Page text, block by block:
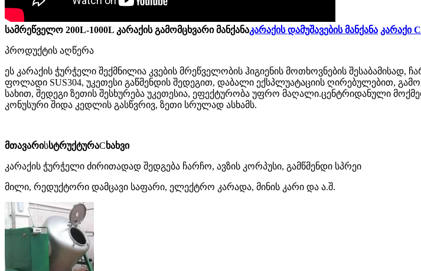
სამრეწველო 200L-1000L კარაქის გამომცხვარი მანქანაკარაქის დამუშავების მანქანა კარაქი
პროდუქტის აღწერა
ეს კარაქის ჭურჭელი შექმნილია კვების მრეწველობის ჰიგიენის მოთხოვნების შესაბამისად,
ფოლადი SUS304, უკეთესი გაწმენდის შედეგით, დაბალი ექსპლუატაციის ღირებულებით,
სახით, შედეგი ზეთის შესხურება უკეთესია, ეფექტურობა უფრო მაღალი.ცენტრიდანული
კონუსური შიდა კედლის გასწვრივ, ზეთი სრულად ასხამს.
მთავარისსტრუქტურაCხახვი
კარაქის ჭურჭელი ძირითადად შედგება ჩარჩო, ავზის კორპუსი, გამწმენდი სპრეი
მილი, რედუქტორი დამცავი საფარი, ელექტრო კარადა, მინის კარი და ა.შ.